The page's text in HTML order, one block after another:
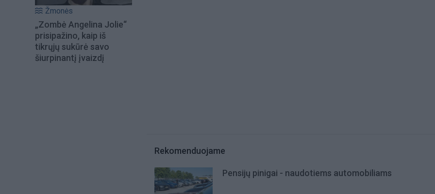
Žmonės
„Zombė Angelina Jolie“
prisipažino, kaip iš
tikrųjų sukūrė savo
šiurpinantį įvaizdį
Rekomenduojame
Pensijų pinigai - naudotiems automobiliams